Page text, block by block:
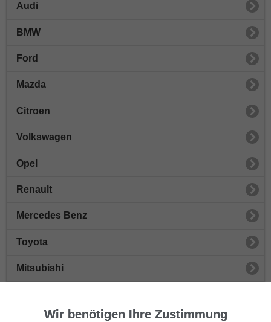
Audi
BMW
Ford
Mazda
Citroen
Volkswagen
Opel
Renault
Mercedes Benz
Toyota
Mitsubishi
Wir benötigen Ihre Zustimmung